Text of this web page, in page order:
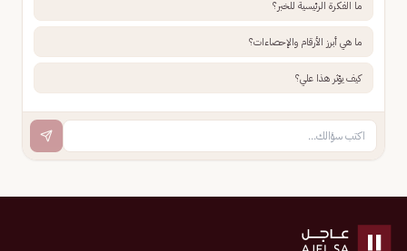
ما الفكرة الرئيسية للخبر؟
ما هي أبرز الأرقام والإحصاءات؟
كيف يؤثر هذا علي؟